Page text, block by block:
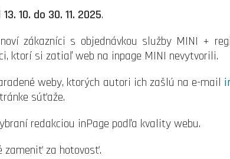
13. 10. do 30. 11. 2025.
zákazníci s objednávkou služby MINI +
ktorí si zatiaľ web na inpage MINI nevytvorili.
weby, ktorých autori ich zašlú na e-mail
súťaže.
redakciou inPage podľa kvality webu.
zameniť za hotovosť.